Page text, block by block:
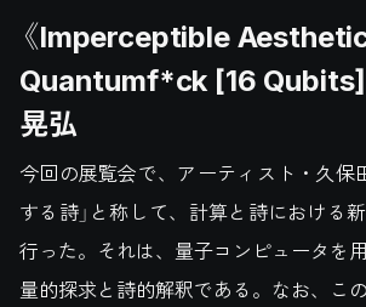
《Imperceptible
Quantumf*ck [16 Qubits]
晃弘
今回の展覧会で、アーティスト・久保
する詩」と称して、計算と詩における
行った。それは、量子コンピュータを
量的探求と詩的解釈である。なお、こ